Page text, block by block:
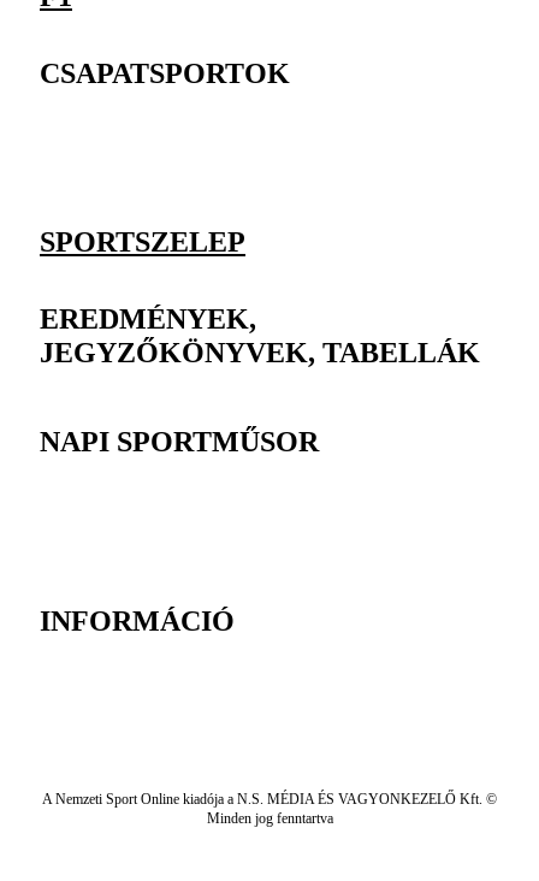
CSAPATSPORTOK
SPORTSZELEP
EREDMÉNYEK,
JEGYZŐKÖNYVEK, TABELLÁK
NAPI SPORTMŰSOR
INFORMÁCIÓ
A Nemzeti Sport Online kiadója a N.S. MÉDIA ÉS VAGYONKEZELŐ Kft. ©
Minden jog fenntartva